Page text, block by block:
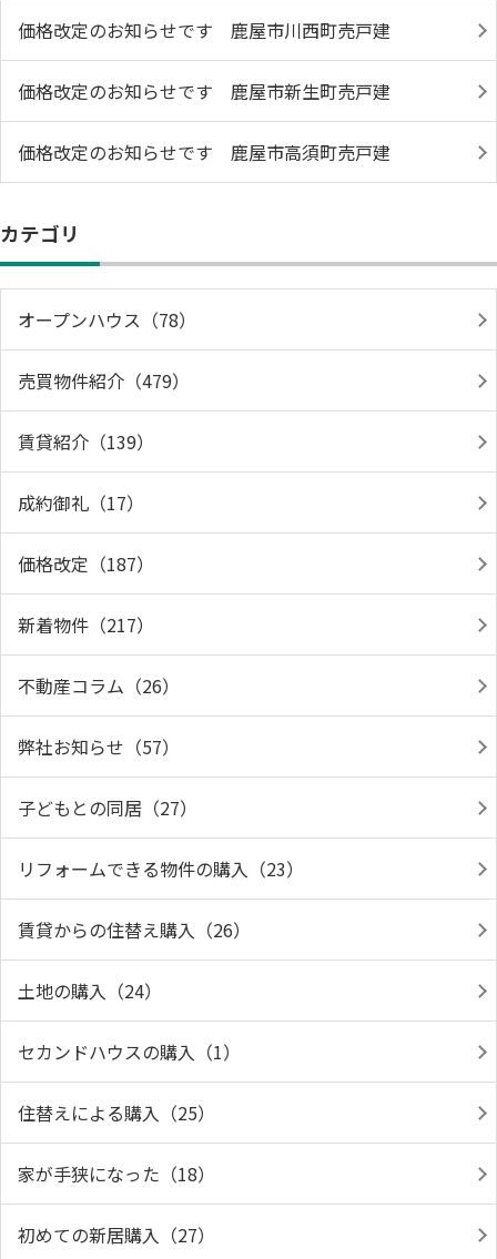
価格改定のお知らせです 鹿屋市川西町売戸建
価格改定のお知らせです 鹿屋市新生町売戸建
価格改定のお知らせです 鹿屋市高須町売戸建
カテゴリ
オープンハウス（78）
売買物件紹介（479）
賃貸紹介（139）
成約御礼（17）
価格改定（187）
新着物件（217）
不動産コラム（26）
弊社お知らせ（57）
子どもとの同居（27）
リフォームできる物件の購入（23）
賃貸からの住替え購入（26）
土地の購入（24）
セカンドハウスの購入（1）
住替えによる購入（25）
家が手狭になった（18）
初めての新居購入（27）